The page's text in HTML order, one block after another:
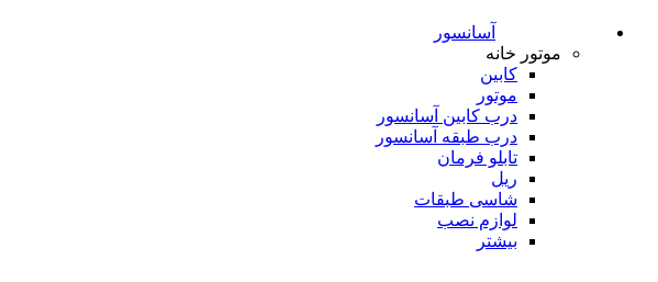
آسانسور
موتور خانه
کابین
موتور
درب کابین آسانسور
درب طبقه آسانسور
تابلو فرمان
ریل
شاسی طبقات
لوازم نصب
بیشتر